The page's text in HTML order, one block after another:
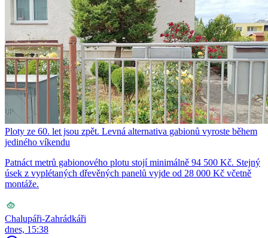
Ploty ze 60. let jsou zpět. Levná alternativa gabionů vyroste během
jediného víkendu
Patnáct metrů gabionového plotu stojí minimálně 94 500 Kč. Stejný
úsek z vyplétaných dřevěných panelů vyjde od 28 000 Kč včetně
montáže.
Chalupáři-Zahrádkáři
dnes, 15:38